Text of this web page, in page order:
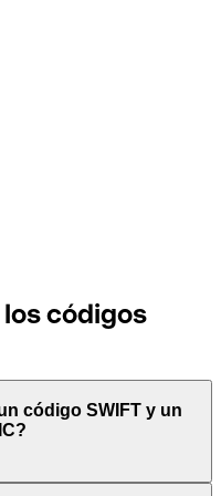
códigos
código SWIFT y un